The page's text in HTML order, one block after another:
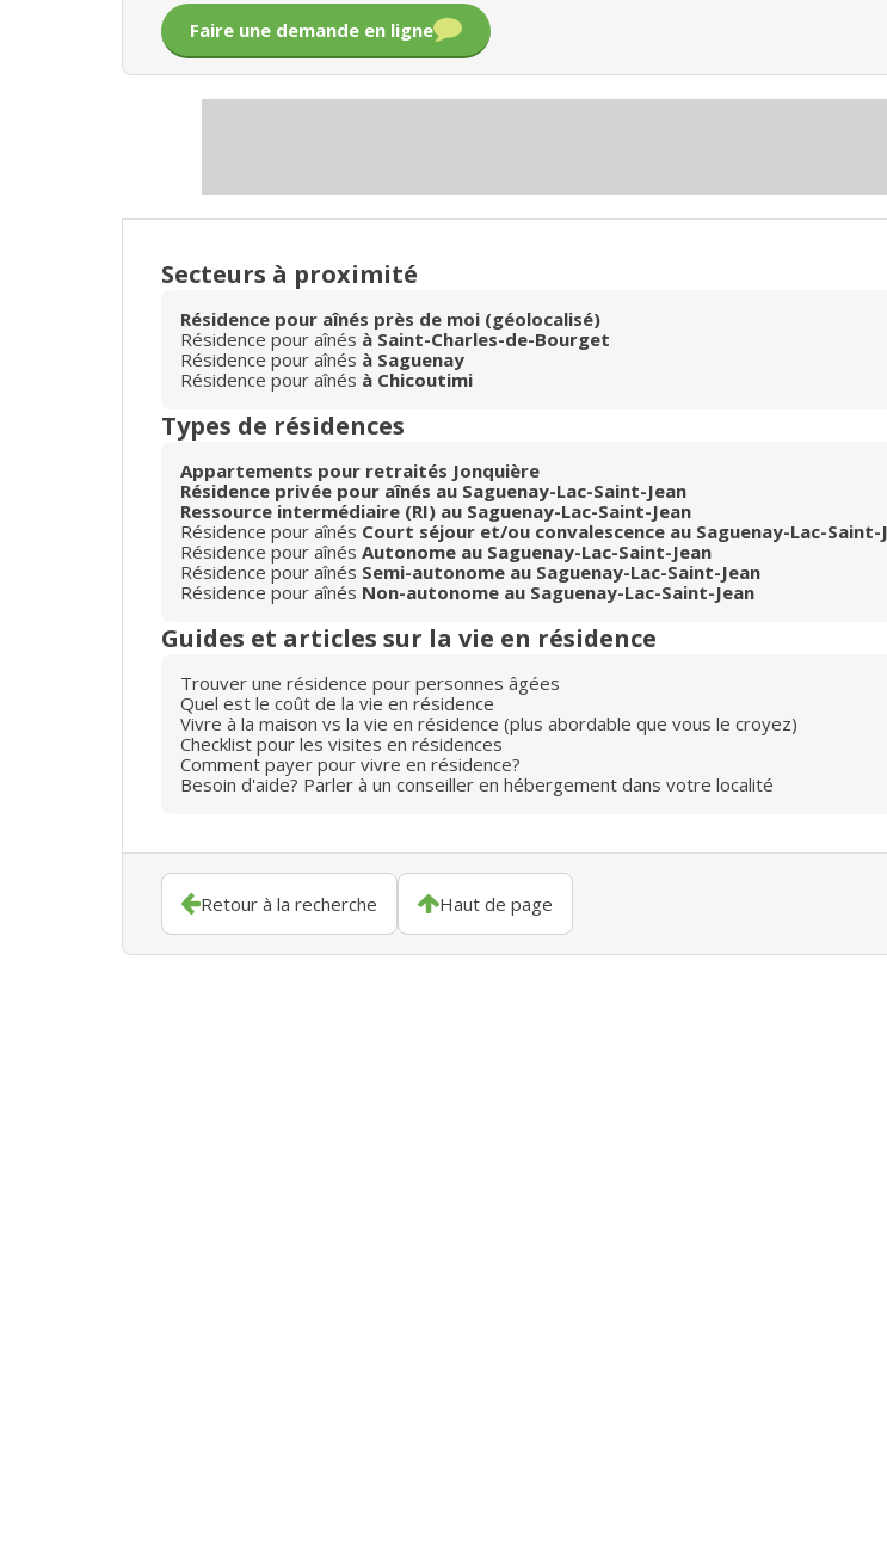
Faire une demande en ligne
Secteurs à proximité
Résidence pour aînés près de moi (géolocalisé)
Résidence pour aînés à Saint-Charles-de-Bourget
Résidence pour aînés à Saguenay
Résidence pour aînés à Chicoutimi
Types de résidences
Appartements pour retraités Jonquière
Résidence privée pour aînés au Saguenay-Lac-Saint-Jean
Ressource intermédiaire (RI) au Saguenay-Lac-Saint-Jean
Résidence pour aînés Court séjour et/ou convalescence au Saguenay-Lac-Saint-
Résidence pour aînés Autonome au Saguenay-Lac-Saint-Jean
Résidence pour aînés Semi-autonome au Saguenay-Lac-Saint-Jean
Résidence pour aînés Non-autonome au Saguenay-Lac-Saint-Jean
Guides et articles sur la vie en résidence
Trouver une résidence pour personnes âgées
Quel est le coût de la vie en résidence
Vivre à la maison vs la vie en résidence (plus abordable que vous le croyez)
Checklist pour les visites en résidences
Comment payer pour vivre en résidence?
Besoin d'aide? Parler à un conseiller en hébergement dans votre localité
Retour à la recherche Haut de page